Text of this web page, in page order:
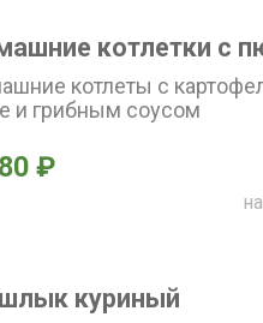
котлетки с
котлеты с
и грибным соусом
₽
куриный